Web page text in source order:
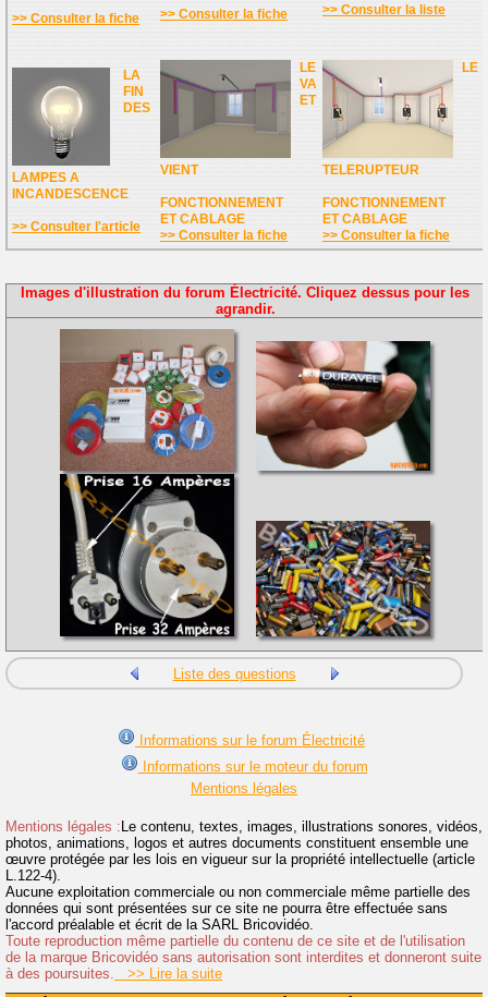
>> Consulter la fiche >> Consulter la fiche >> Consulter la liste
LA
FIN
DES
LAMPES A
INCANDESCENCE
>> Consulter l'article
LE
VA
ET
VIENT
FONCTIONNEMENT
ET CABLAGE
>> Consulter la fiche
LE
TELERUPTEUR
FONCTIONNEMENT
ET CABLAGE
>> Consulter la fiche
Images d'illustration du forum Électricité. Cliquez dessus pour les
agrandir.
Liste des questions
Informations sur le forum Électricité
Informations sur le moteur du forum
Mentions légales
Mentions légales : Le contenu, textes, images, illustrations sonores, vidéos,
photos, animations, logos et autres documents constituent ensemble une
œuvre protégée par les lois en vigueur sur la propriété intellectuelle (article
L.122-4).
Aucune exploitation commerciale ou non commerciale même partielle des
données qui sont présentées sur ce site ne pourra être effectuée sans
l'accord préalable et écrit de la SARL Bricovidéo.
Toute reproduction même partielle du contenu de ce site et de l'utilisation
de la marque Bricovidéo sans autorisation sont interdites et donneront suite
à des poursuites. >> Lire la suite